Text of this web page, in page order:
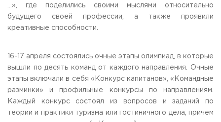
obrashenia@rguts.ru
priem@rguts.ru - Приемная комиссия
ГРАФИК И РЕЖИМ РАБОТЫ
сб-вс: выходной
Приемная комиссия
пн-пт: с 10:00 до 17:00;
вс: выходной.
…», где поделились своими мыслями относительно
будущего своей профессии, а также проявили
креативные способности.
16-17 апреля состоялись очные этапы олимпиад, в которые
вышли по десять команд от каждого направления. Очные
этапы включали в себя «Конкурс капитанов», «Командные
разминки» и профильные конкурсы по направлениям.
Каждый конкурс состоял из вопросов и заданий по
теории и практики туризма или гостиничного дела, причем